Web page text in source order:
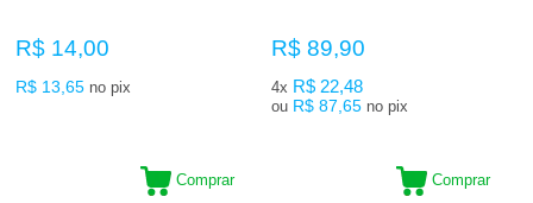
R$ 14,00
R$ 13,65 no pix
Comprar
R$ 89,90
4x R$ 22,48
ou R$ 87,65 no pix
Comprar